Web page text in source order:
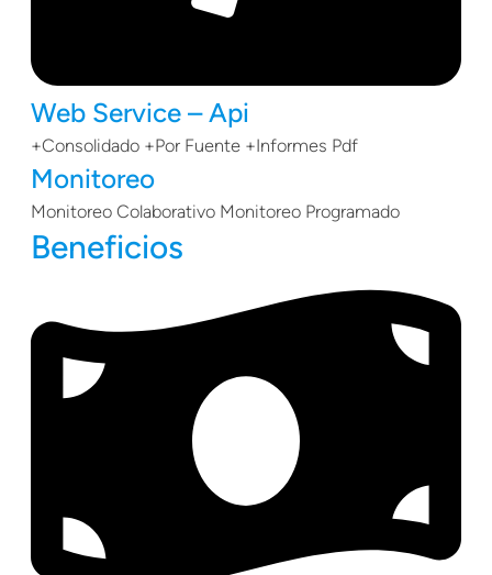
Web Service – Api
+Consolidado +Por Fuente +Informes Pdf
Monitoreo
Monitoreo Colaborativo Monitoreo Programado
Beneficios